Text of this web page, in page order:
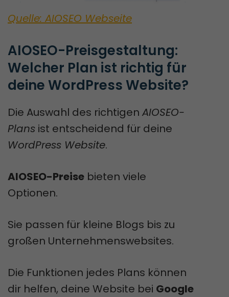
Quelle: AIOSEO Webseite
AIOSEO-Preisgestaltung:
Welcher Plan ist richtig für
deine WordPress Website?
Die Auswahl des richtigen AIOSEO-
Plans ist entscheidend für deine
WordPress Website.
AIOSEO-Preise bieten viele
Optionen.
Sie passen für kleine Blogs bis zu
großen Unternehmenswebsites.
Die Funktionen jedes Plans können
dir helfen, deine Website bei Google